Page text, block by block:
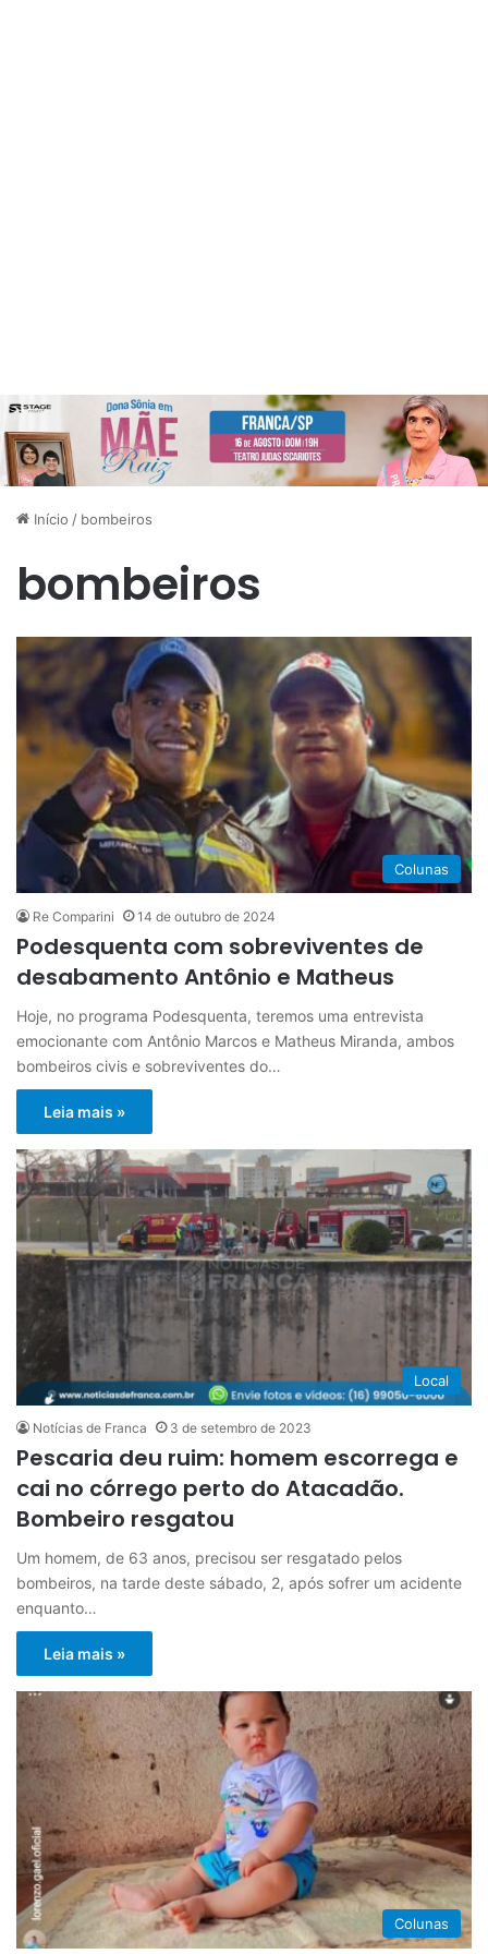
Início / bombeiros
bombeiros
Colunas
Re Comparini 14 de outubro de 2024
Podesquenta com sobreviventes de
desabamento Antônio e Matheus
Hoje, no programa Podesquenta, teremos uma entrevista
emocionante com Antônio Marcos e Matheus Miranda, ambos
bombeiros civis e sobreviventes do…
Leia mais »
Local
Notícias de Franca 3 de setembro de 2023
Pescaria deu ruim: homem escorrega e
cai no córrego perto do Atacadão.
Bombeiro resgatou
Um homem, de 63 anos, precisou ser resgatado pelos
bombeiros, na tarde deste sábado, 2, após sofrer um acidente
enquanto…
Leia mais »
Colunas